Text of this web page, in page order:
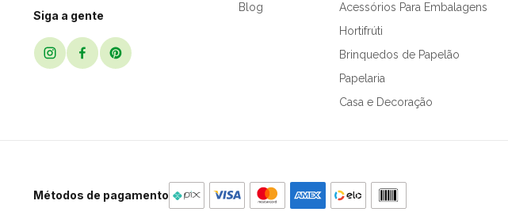
Siga a gente
Blog
Acessórios Para Embalagens
Hortifrúti
Brinquedos de Papelão
Papelaria
Casa e Decoração
Métodos de pagamento